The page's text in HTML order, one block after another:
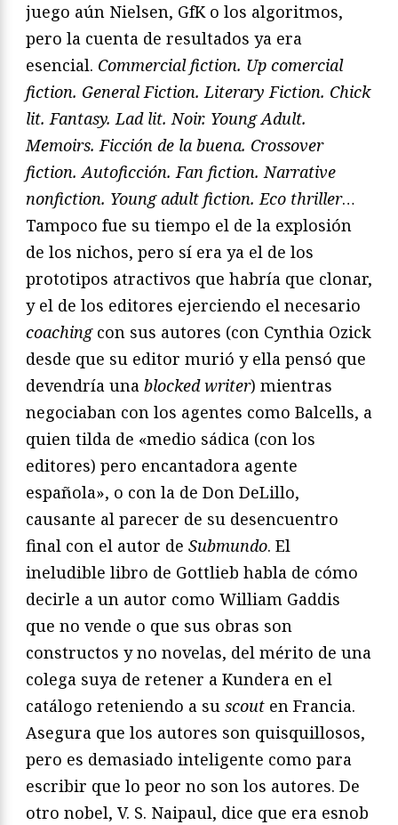
juego aún Nielsen, GfK o los algoritmos,
pero la cuenta de resultados ya era
esencial. Commercial fiction. Up comercial
fiction. General Fiction. Literary Fiction. Chick
lit. Fantasy. Lad lit. Noir. Young Adult.
Memoirs. Ficción de la buena. Crossover
fiction. Autoficción. Fan fiction. Narrative
nonfiction. Young adult fiction. Eco thriller…
Tampoco fue su tiempo el de la explosión
de los nichos, pero sí era ya el de los
prototipos atractivos que habría que clonar,
y el de los editores ejerciendo el necesario
coachingcon sus autores (con Cynthia Ozick
desde que su editor murió y ella pensó que
devendría una blocked writer) mientras
negociaban con los agentes como Balcells, a
quien tilda de «medio sádica (con los
editores) pero encantadora agente
española», o con la de Don DeLillo,
causante al parecer de su desencuentro
final con el autor de Submundo. El
ineludible libro de Gottlieb habla de cómo
decirle a un autor como William Gaddis
que no vende o que sus obras son
constructos y no novelas, del mérito de una
colega suya de retener a Kundera en el
catálogo reteniendo a su scout en Francia.
Asegura que los autores son quisquillosos,
pero es demasiado inteligente como para
escribir que lo peor no son los autores. De
otro nobel, V. S. Naipaul, dice que era esnob